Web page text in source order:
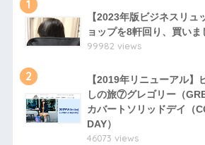
1
【2023年版ビジネスリュ
ョップを8軒回り、買いま
99982 views
2
【2019年リニューアル】
しの旅⑦グレゴリー（
カバートソリッドデイ（
DAY）
46073 views